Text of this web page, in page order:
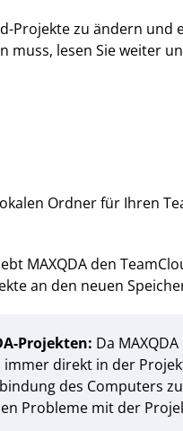
Projekte zu ändern und
muss, lesen Sie weiter
Ordner für Ihren
MAXQDA den
an den neuen
Projekten: Da MAXQDA
direkt in der
des Computers
Probleme mit der